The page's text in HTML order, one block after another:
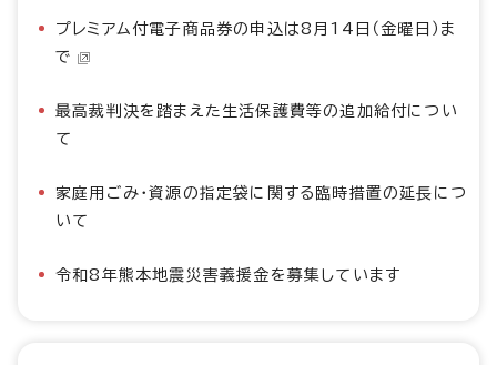
プレミアム付電子商品券の申込は8月14日（金曜日）ま
で
最高裁判決を踏まえた生活保護費等の追加給付につい
て
家庭用ごみ・資源の指定袋に関する臨時措置の延長につ
いて
令和8年熊本地震災害義援金を募集しています